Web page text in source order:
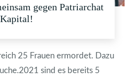
gegen Patriarchat
25 Frauen ermordet. Dazu
sind es bereits 5